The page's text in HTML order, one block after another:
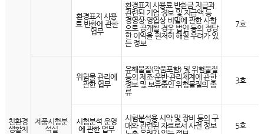
친환경
생활처
환경표지 사용
료 반환에 관한
업무
환경표지 사용료 반환금 지급과
관련된 기업 정보 및 지급액 등
경영상·영업상 비밀에 관한 사항
으로 공개될 경우 법인 등의 정당
한 이익을 현저히 해칠 우려가 있
는 정보
7호
제품시험분
석실
위험물 관리에
관한 업무
유해물질(약품포함) 및 위험물질
등의 제조·운반·관리체계에 관한
정보 및 보유중인 위험물질의 종
류
3호
시험분석 운영
에 관한 업무
시험분석용 시약 및 장비 등의 구
매와 관련된 자료로서 사전 정보
5호